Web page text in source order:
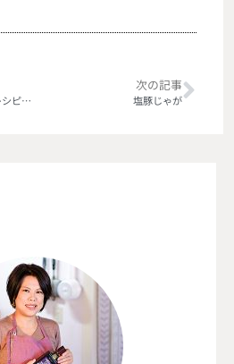
こんがり! ホットサンド レシピ100
次の記事
塩豚じゃが